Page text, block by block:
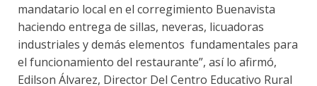
mandatario local en el corregimiento Buenavista
haciendo entrega de sillas, neveras, licuadoras
industriales y demás elementos fundamentales para
el funcionamiento del restaurante”, así lo afirmó,
Edilson Álvarez, Director Del Centro Educativo Rural